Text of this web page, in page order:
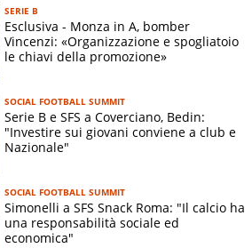
SERIE B
Esclusiva - Monza in A, bomber
Vincenzi: «Organizzazione e spogliatoio
le chiavi della promozione»
SOCIAL FOOTBALL SUMMIT
Serie B e SFS a Coverciano, Bedin:
"Investire sui giovani conviene a club e
Nazionale"
SOCIAL FOOTBALL SUMMIT
Simonelli a SFS Snack Roma: "Il calcio ha
una responsabilità sociale ed
economica"